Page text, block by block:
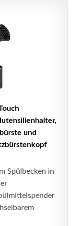
und
Spülbecken in